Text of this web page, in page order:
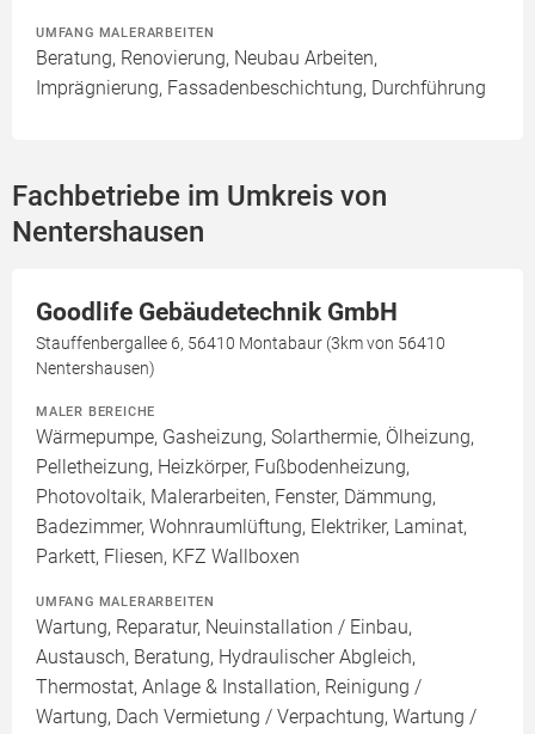
UMFANG MALERARBEITEN
Beratung, Renovierung, Neubau Arbeiten,
Imprägnierung, Fassadenbeschichtung, Durchführung
Fachbetriebe im Umkreis von
Nentershausen
Goodlife Gebäudetechnik GmbH
Stauffenbergallee 6, 56410 Montabaur (3km von 56410
Nentershausen)
MALER BEREICHE
Wärmepumpe, Gasheizung, Solarthermie, Ölheizung,
Pelletheizung, Heizkörper, Fußbodenheizung,
Photovoltaik, Malerarbeiten, Fenster, Dämmung,
Badezimmer, Wohnraumlüftung, Elektriker, Laminat,
Parkett, Fliesen, KFZ Wallboxen
UMFANG MALERARBEITEN
Wartung, Reparatur, Neuinstallation / Einbau,
Austausch, Beratung, Hydraulischer Abgleich,
Thermostat, Anlage & Installation, Reinigung /
Wartung, Dach Vermietung / Verpachtung, Wartung /